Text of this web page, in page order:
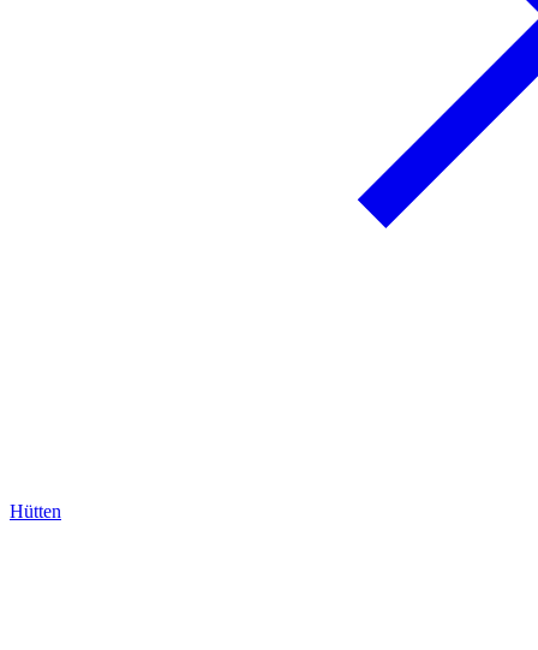
Hütten